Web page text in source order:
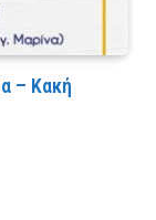
– Κακή